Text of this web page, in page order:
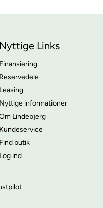
Nyttige Links
Finansiering
Reservedele
Leasing
Nyttige informationer
Lindebjerg
Kundeservice
Find butik
Log ind